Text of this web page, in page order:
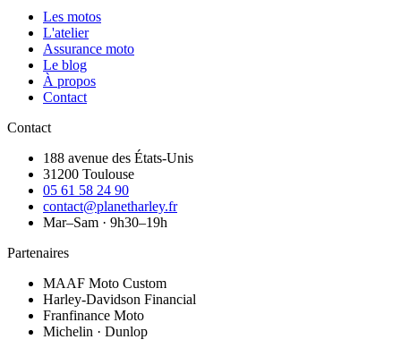
Les motos
L'atelier
Assurance moto
Le blog
À propos
Contact
Contact
188 avenue des États-Unis
31200 Toulouse
05 61 58 24 90
contact@planetharley.fr
Mar–Sam · 9h30–19h
Partenaires
MAAF Moto Custom
Harley-Davidson Financial
Franfinance Moto
Michelin · Dunlop